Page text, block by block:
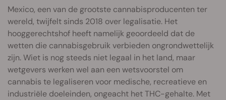
Mexico, een van de grootste cannabisproducenten ter
wereld, twijfelt sinds 2018 over legalisatie. Het
hooggerechtshof heeft namelijk geoordeeld dat de
wetten die cannabisgebruik verbieden ongrondwettelijk
zijn. Wiet is nog steeds niet legaal in het land, maar
wetgevers werken wel aan een wetsvoorstel om
cannabis te legaliseren voor medische, recreatieve en
industriële doeleinden, ongeacht het THC-gehalte. Met